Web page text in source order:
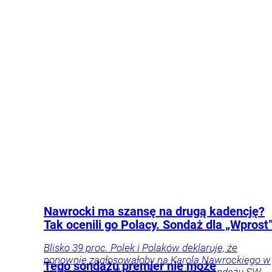
Nawrocki ma szansę na drugą kadencję?
Tak ocenili go Polacy. Sondaż dla
Blisko 39 proc. Polek i Polaków deklaruje, że
ponownie zagłosowałoby na Karola Nawrockiego w
Tego sondażu premier nie może